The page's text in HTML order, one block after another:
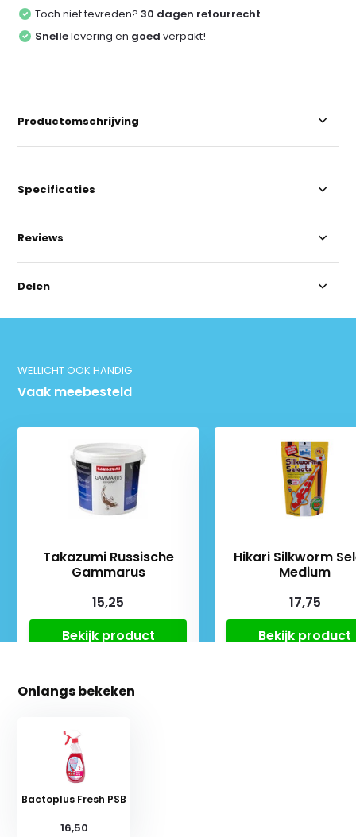
Toch niet tevreden?30 dagen retourrecht
Snellelevering en goed verpakt!
Productomschrijving
Specificaties
Reviews
Delen
WELLICHT OOK HANDIG
Vaak meebesteld
Takazumi Russische
Gammarus
15,25
Bekijk product
Hikari Silkworm
Medium
17,75
Bekijk product
Onlangs bekeken
Bactoplus Fresh PSB
16,50